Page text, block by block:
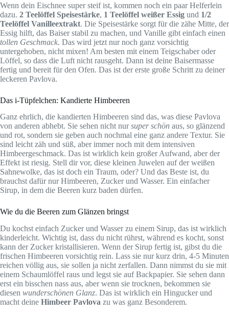
Wenn dein Eischnee super steif ist, kommen noch ein paar Helferlein
dazu. 2 Teelöffel Speisestärke, 1 Teelöffel weißer Essig und 1/2
Teelöffel Vanilleextrakt. Die Speisestärke sorgt für die zähe Mitte, der
Essig hilft, das Baiser stabil zu machen, und Vanille gibt einfach einen
tollen Geschmack. Das wird jetzt nur noch ganz vorsichtig
untergehoben, nicht mixen! Am besten mit einem Teigschaber oder
Löffel, so dass die Luft nicht rausgeht. Dann ist deine Baisermasse
fertig und bereit für den Ofen. Das ist der erste große Schritt zu deiner
leckeren Pavlova.
Das i-Tüpfelchen: Kandierte Himbeeren
Ganz ehrlich, die kandierten Himbeeren sind das, was diese Pavlova
von anderen abhebt. Sie sehen nicht nursuper schön aus, so glänzend
und rot, sondern sie geben auch nochmal eine ganz andere Textur. Sie
sind leicht zäh und süß, aber immer noch mit dem intensiven
Himbeergeschmack. Das ist wirklich kein großer Aufwand, aber der
Effekt ist riesig. Stell dir vor, diese kleinen Juwelen auf der weißen
Sahnewolke, das ist doch ein Traum, oder? Und das Beste ist, du
brauchst dafür nur Himbeeren, Zucker und Wasser. Ein einfacher
Sirup, in dem die Beeren kurz baden dürfen.
Wie du die Beeren zum Glänzen bringst
Du kochst einfach Zucker und Wasser zu einem Sirup, das ist wirklich
kinderleicht. Wichtig ist, dass du nicht rührst, während es kocht, sonst
kann der Zucker kristallisieren. Wenn der Sirup fertig ist, gibst du die
frischen Himbeeren vorsichtig rein. Lass sie nur kurz drin, 4-5 Minuten
reichen völlig aus, sie sollen ja nicht zerfallen. Dann nimmst du sie mit
einem Schaumlöffel raus und legst sie auf Backpapier. Sie sehen dann
erst ein bisschen nass aus, aber wenn sie trocknen, bekommen sie
diesen wunderschönen Glanz. Das ist wirklich ein Hingucker und
macht deine Himbeer Pavlova zu was ganz Besonderem.